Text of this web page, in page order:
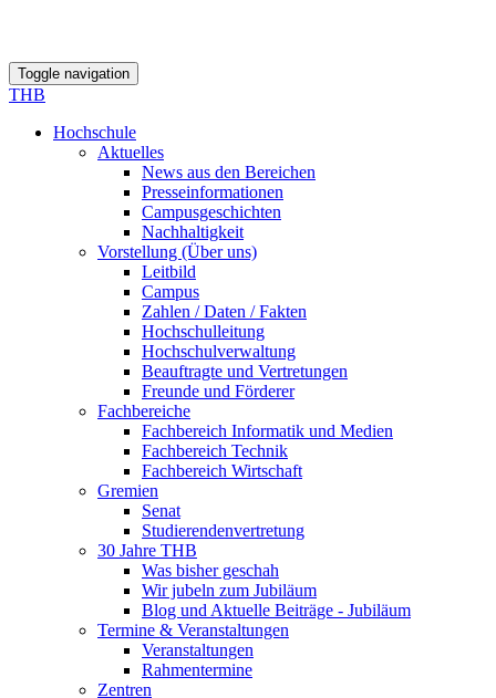
Toggle navigation
THB
Hochschule
Aktuelles
News aus den Bereichen
Presseinformationen
Campusgeschichten
Nachhaltigkeit
Vorstellung (Über uns)
Leitbild
Campus
Zahlen / Daten / Fakten
Hochschulleitung
Hochschulverwaltung
Beauftragte und Vertretungen
Freunde und Förderer
Fachbereiche
Fachbereich Informatik und Medien
Fachbereich Technik
Fachbereich Wirtschaft
Gremien
Senat
Studierendenvertretung
30 Jahre THB
Was bisher geschah
Wir jubeln zum Jubiläum
Blog und Aktuelle Beiträge - Jubiläum
Termine & Veranstaltungen
Veranstaltungen
Rahmentermine
Zentren